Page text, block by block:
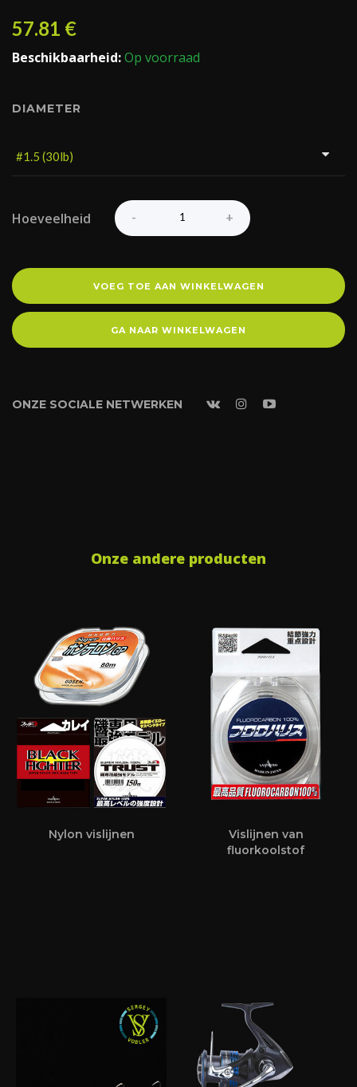
57.81 €
Beschikbaarheid:Op voorraad
DIAMETER
Hoeveelheid
VOEG TOE AAN WINKELWAGEN
GA NAAR WINKELWAGEN
ONZE SOCIALE NETWERKEN
Onze andere producten
Nylon vislijnen
Vislijnen van
fluorkoolstof